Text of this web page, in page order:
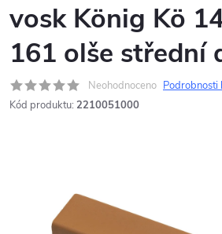
vosk König Kö
161 olše střední
Neohodnoceno Podrobnosti
Kód produktu: 2210051000